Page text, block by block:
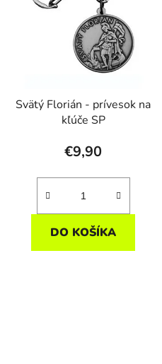
Svätý Florián - prívesok na
kľúče SP
€9,90
DO KOŠÍKA